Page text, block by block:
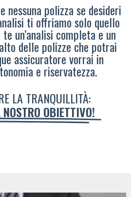
nessuna polizza se desideri
ti offriamo solo quello
un’analisi completa e un
delle polizze che potrai
assicuratore vorrai in
e riservatezza.
LA TRANQUILLITÀ:
NOSTRO OBIETTIVO!